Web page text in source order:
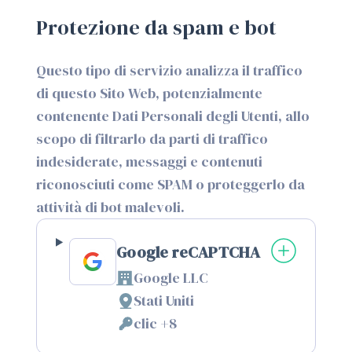
Protezione da spam e bot
Questo tipo di servizio analizza il traffico
di questo Sito Web, potenzialmente
contenente Dati Personali degli Utenti, allo
scopo di filtrarlo da parti di traffico
indesiderate, messaggi e contenuti
riconosciuti come SPAM o proteggerlo da
attività di bot malevoli.
Google reCAPTCHA
Azienda:
Google LLC
Luogo
del
Stati Uniti
Dati
clic +8